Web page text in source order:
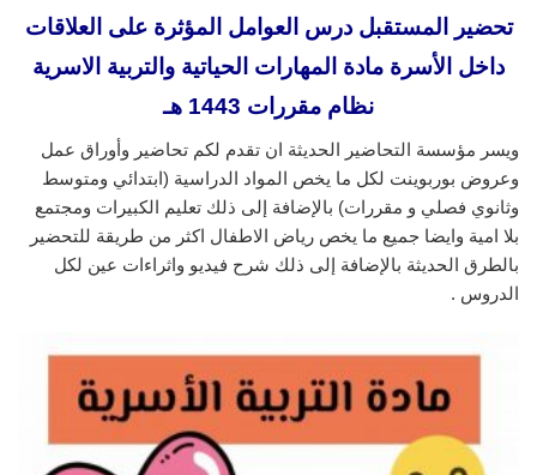
تحضير المستقبل درس العوامل المؤثرة على العلاقات
داخل الأسرة مادة المهارات الحياتية والتربية الاسرية
نظام مقررات 1443 هـ
ويسر مؤسسة التحاضير الحديثة ان تقدم لكم تحاضير وأوراق عمل
وعروض بوربوينت لكل ما يخص المواد الدراسية (ابتدائي ومتوسط
وثانوي فصلي و مقررات) بالإضافة إلى ذلك تعليم الكبيرات ومجتمع
بلا امية وايضا جميع ما يخص رياض الاطفال اكثر من طريقة للتحضير
بالطرق الحديثة بالإضافة إلى ذلك شرح فيديو واثراءات عين لكل
الدروس .